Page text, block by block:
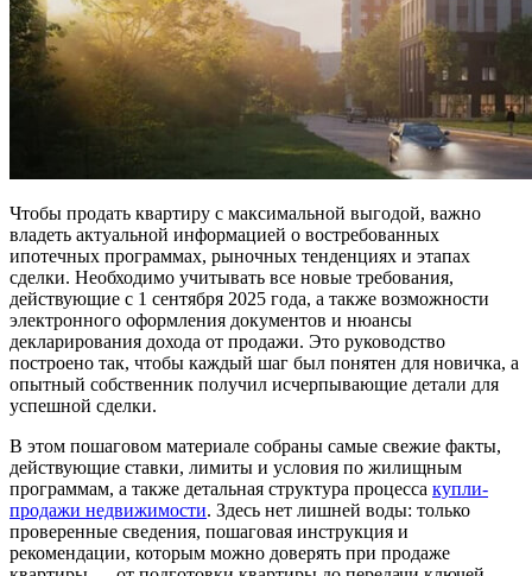
Чтобы продать квартиру с максимальной выгодой, важно
владеть актуальной информацией о востребованных
ипотечных программах, рыночных тенденциях и этапах
сделки. Необходимо учитывать все новые требования,
действующие с 1 сентября 2025 года, а также возможности
электронного оформления документов и нюансы
декларирования дохода от продажи. Это руководство
построено так, чтобы каждый шаг был понятен для новичка, а
опытный собственник получил исчерпывающие детали для
успешной сделки.
В этом пошаговом материале собраны самые свежие факты,
действующие ставки, лимиты и условия по жилищным
программам, а также детальная структура процесса купли-
продажи недвижимости. Здесь нет лишней воды: только
проверенные сведения, пошаговая инструкция и
рекомендации, которым можно доверять при продаже